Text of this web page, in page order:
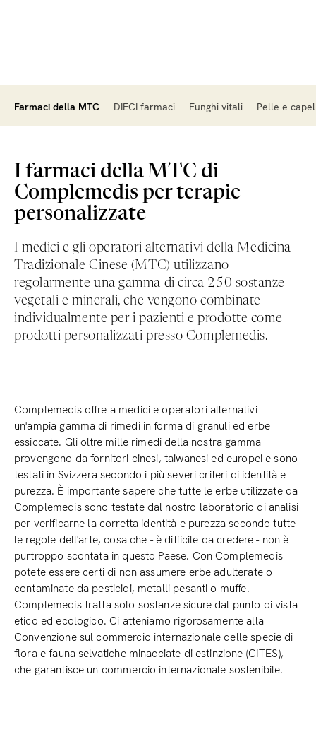
Farmaci della MTC DIECI farmaci Funghi vitali Pelle e
I farmaci della MTC di
Complemedis per terapie
personalizzate
I medici e gli operatori alternativi della Medicina
Tradizionale Cinese (MTC) utilizzano
regolarmente una gamma di circa 250 sostanze
vegetali e minerali, che vengono combinate
individualmente per i pazienti e prodotte come
prodotti personalizzati presso Complemedis.
Complemedis offre a medici e operatori alternativi
un'ampia gamma di rimedi in forma di granuli ed erbe
essiccate. Gli oltre mille rimedi della nostra gamma
provengono da fornitori cinesi, taiwanesi ed europei e sono
testati in Svizzera secondo i più severi criteri di identità e
purezza. È importante sapere che tutte le erbe utilizzate da
Complemedis sono testate dal nostro laboratorio di analisi
per verificarne la corretta identità e purezza secondo tutte
le regole dell'arte, cosa che - è difficile da credere - non è
purtroppo scontata in questo Paese. Con Complemedis
potete essere certi di non assumere erbe adulterate o
contaminate da pesticidi, metalli pesanti o muffe.
Complemedis tratta solo sostanze sicure dal punto di vista
etico ed ecologico. Ci atteniamo rigorosamente alla
Convenzione sul commercio internazionale delle specie di
flora e fauna selvatiche minacciate di estinzione (CITES),
che garantisce un commercio internazionale sostenibile.